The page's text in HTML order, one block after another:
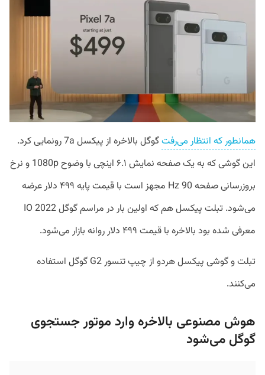
همانطور که انتظار می‌رفت
گوگل بالاخره از پیکسل 7a رونمایی کرد.
این گوشی که به یک صفحه نمایش ۶.۱ اینچی با وضوح 1080p و نرخ
بروزرسانی صفحه 90 Hz مجهز است با قیمت پایه ۴۹۹ دلار عرضه
می‌شود. تبلت پیکسل هم که اولین بار در مراسم گوگل IO 2022
معرفی شده بود بالاخره با قیمت ۴۹۹ دلار روانه بازار می‌شود.
تبلت و گوشی پیکسل هردو از چیپ تنسور G2 گوگل استفاده
می‌کنند.
هوش مصنوعی بالاخره وارد موتور جستجوی
گوگل می‌شود